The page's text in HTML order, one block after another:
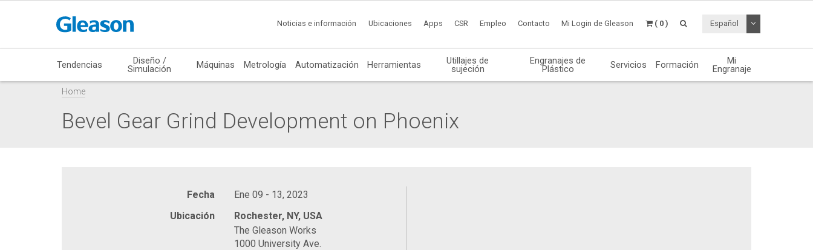
Noticias e información Ubicaciones Apps CSR Empleo Contacto Mi Login de Gleason ( 0 ) Español Desplegable de
Tendencias Diseño /
Simulación Máquinas Metrología Automatización Herramientas Utillajes de
sujeción
Engranajes de
Plástico Servicios Formación Mi
Engranaje
Home
Bevel Gear Grind Development on Phoenix
Fecha
Ene 09 - 13, 2023
Ubicación
Rochester, NY, USA
The Gleason Works
1000 University Ave.